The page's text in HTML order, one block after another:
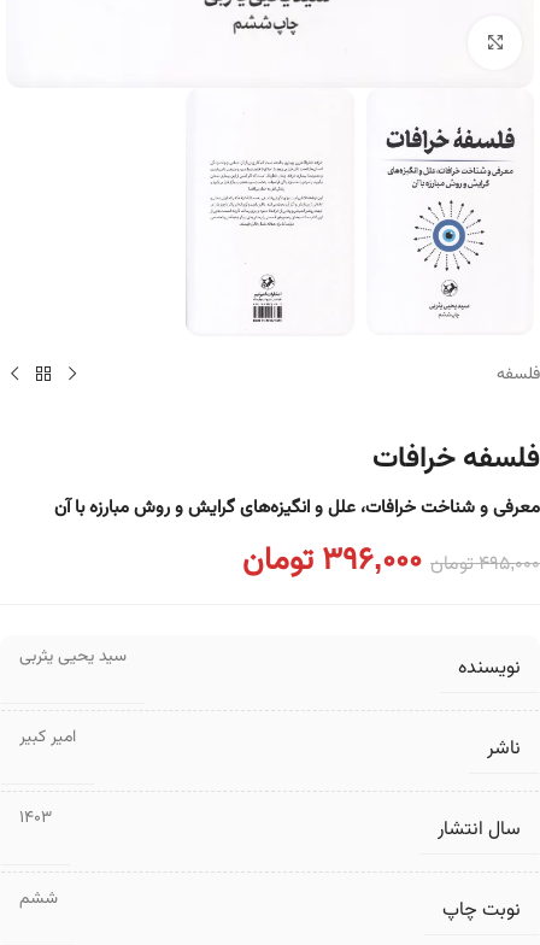
فلسفه
فلسفه خرافات
معرفی و شناخت خرافات، علل و انگیزه‌های گرایش و روش مبارزه با آن
495,000تومان 396,000تومان
نویسنده سید یحیی یثربی
ناشر امیر کبیر
سال انتشار 1403
نوبت چاپ ششم